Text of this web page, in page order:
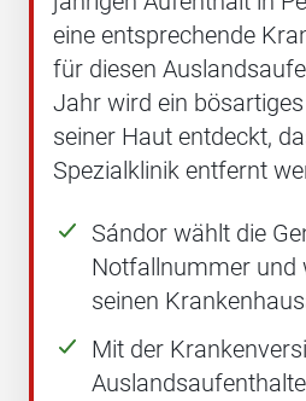
eine entsprechende
für diesen
Jahr wird ein
seiner Haut entdeckt,
Spezialklinik entfernt
Sándor wählt die
Notfallnummer und
seinen
Mit der